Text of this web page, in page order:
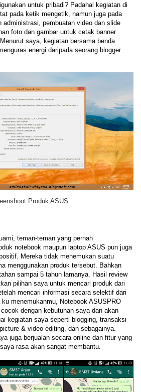
untuk pribadi? Padahal kegiatan di
pada ketik mengetik, namun juga pada
administrasi, pembuatan video dan slide
foto dan gambar untuk cetak banner
saya, kegiatan bersama benda
energi daripada seorang blogger
Produk ASUS
teman-teman yang pernah
notebook maupun laptop ASUS pun juga
Mereka tidak menemukan suatu
menggunakan produk tersebut. Bahkan
sampai 5 tahun lamanya. Hasil review
pilihan saya untuk mencari produk dari
mencari informasi secara selektif dari
ku menemukanmu, Notebook ASUSPRO
dengan kebutuhan saya dan akan
kegiatan saya seperti blogging, transaksi
& video editing, dan sebagainya.
juga berjualan secara online dan fitur yang
rasa akan sangat membantu.